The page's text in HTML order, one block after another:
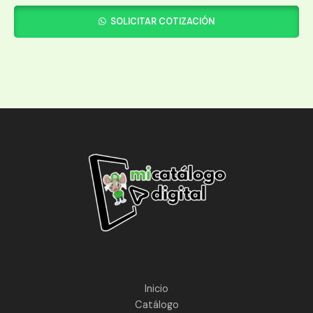
SOLICITAR COTIZACIÓN
Inicio
Catálogo